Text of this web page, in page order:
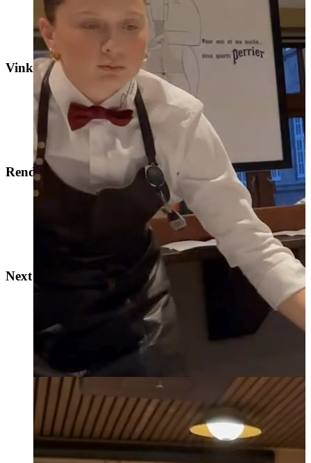
Vinkælder/Lounge Vinkælder/Lounge
Rendezvous
Next Door Next Door
La Chambre Séparée